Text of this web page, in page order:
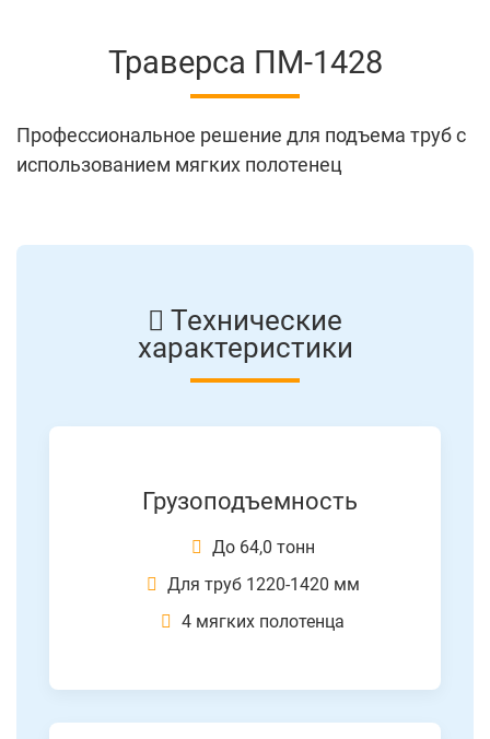
Траверса ПМ-1428
Профессиональное решение для подъема труб с
использованием мягких полотенец
Технические
характеристики
Грузоподъемность
До 64,0 тонн
Для труб 1220-1420 мм
4 мягких полотенца